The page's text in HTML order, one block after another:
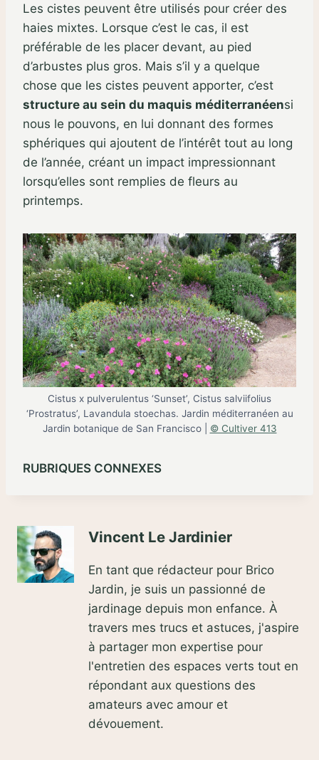
Les cistes peuvent être utilisés pour créer des
haies mixtes. Lorsque c’est le cas, il est
préférable de les placer devant, au pied
d’arbustes plus gros. Mais s’il y a quelque
chose que les cistes peuvent apporter, c’est
structure au sein du maquis méditerranéensi
nous le pouvons, en lui donnant des formes
sphériques qui ajoutent de l’intérêt tout au long
de l’année, créant un impact impressionnant
lorsqu’elles sont remplies de fleurs au
printemps.
Cistus x pulverulentus ‘Sunset’, Cistus salviifolius
‘Prostratus’, Lavandula stoechas. Jardin méditerranéen au
Jardin botanique de San Francisco | © Cultiver 413
RUBRIQUES CONNEXES
Vincent Le Jardinier
En tant que rédacteur pour Brico
Jardin, je suis un passionné de
jardinage depuis mon enfance. À
travers mes trucs et astuces, j'aspire
à partager mon expertise pour
l'entretien des espaces verts tout en
répondant aux questions des
amateurs avec amour et
dévouement.